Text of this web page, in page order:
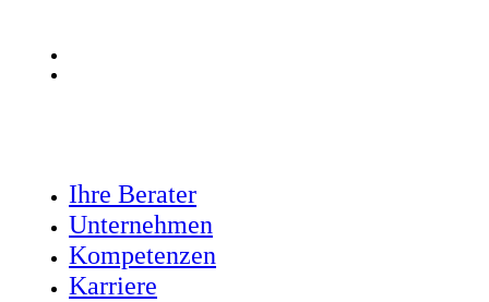
Ihre Berater
Unternehmen
Kompetenzen
Karriere